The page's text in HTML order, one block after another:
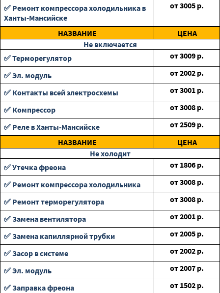
✅ Ремонт компрессора холодильника в
Ханты-Мансийске
от3005 р.
НАЗВАНИЕ
ЦЕНА
Не включается
✅ Терморегулятор
от3009 р.
✅ Эл. модуль
от2002 р.
✅ Контакты всей электросхемы
от3001 р.
✅ Компрессор
от3008 р.
✅ Реле в Ханты-Мансийске
от2509 р.
НАЗВАНИЕ
ЦЕНА
Не холодит
✅ Утечка фреона
от 1806 р.
✅ Ремонт компрессора холодильника
от3008 р.
✅ Ремонт терморегулятора
от3008 р.
✅ Замена вентилятора
от2001 р.
✅ Замена капиллярной трубки
от2005 р.
✅ Засор в системе
от2002 р.
✅ Эл. модуль
от2007 р.
✅ Заправка фреона
от 1502 р.